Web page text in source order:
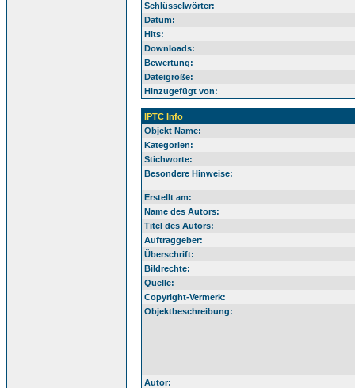
Schlüsselwörter:
Datum:
Hits:
Downloads:
Bewertung:
Dateigröße:
Hinzugefügt von:
IPTC Info
Objekt Name:
Kategorien:
Stichworte:
Besondere Hinweise:
Erstellt am:
Name des Autors:
Titel des Autors:
Auftraggeber:
Überschrift:
Bildrechte:
Quelle:
Copyright-Vermerk:
Objektbeschreibung:
Autor: